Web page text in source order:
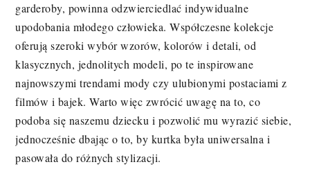
garderoby, powinna odzwierciedlać indywidualne
upodobania młodego człowieka. Współczesne kolekcje
oferują szeroki wybór wzorów, kolorów i detali, od
klasycznych, jednolitych modeli, po te inspirowane
najnowszymi trendami mody czy ulubionymi postaciami z
filmów i bajek. Warto więc zwrócić uwagę na to, co
podoba się naszemu dziecku i pozwolić mu wyrazić siebie,
jednocześnie dbając o to, by kurtka była uniwersalna i
pasowała do różnych stylizacji.